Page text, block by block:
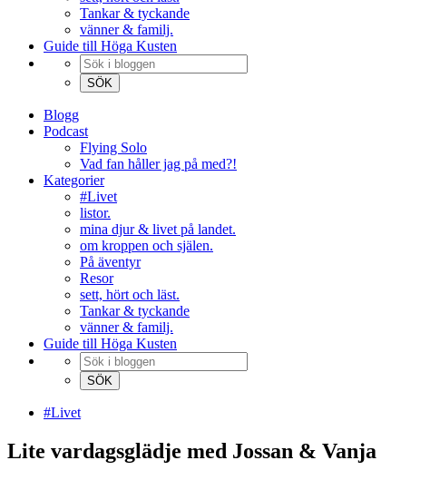
Tankar & tyckande
vänner & familj.
Guide till Höga Kusten
Blogg
Podcast
Flying Solo
Vad fan håller jag på med?!
Kategorier
#Livet
listor.
mina djur & livet på landet.
om kroppen och själen.
På äventyr
Resor
sett, hört och läst.
Tankar & tyckande
vänner & familj.
Guide till Höga Kusten
#Livet
Lite vardagsglädje med Jossan & Vanja